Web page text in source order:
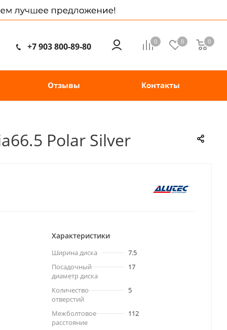
0 0 0
+7 903 800-89-80
Отзывы Контакты
Polar Silver
Характеристики
Ширина диска
7.5
Посадочный
диаметр диска
17
Количество
отверстий
5
Межболтовое
расстояние
112